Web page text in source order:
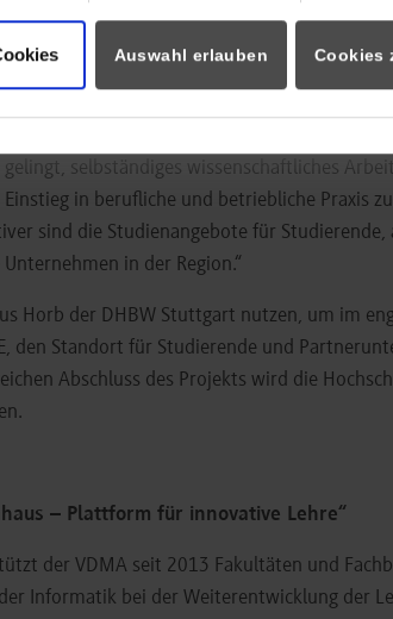
Auswahl erlauben Cookies
HIS-HE, betont dabei die Verzahnung von
selbständiges wissenschaftliches
in berufliche und betriebliche Praxis
sind die Studienangebote für Studierende,
in der Region.“
Horb der DHBW Stuttgart nutzen, um im
den Standort für Studierende und
Abschluss des Projekts wird die
– Plattform für innovative Lehre“
der VDMA seit 2013 Fakultäten und
Informatik bei der Weiterentwicklung der